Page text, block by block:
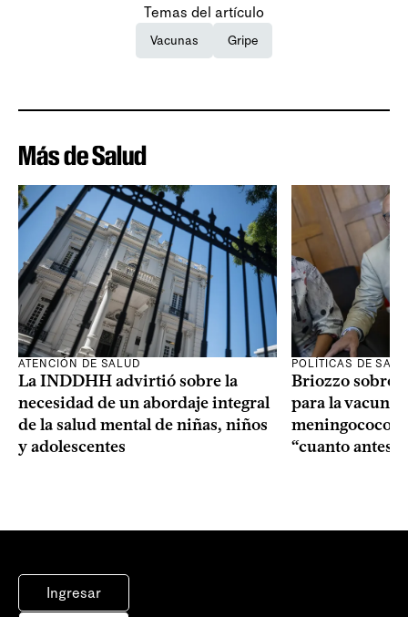
Temas del artículo
Vacunas Gripe
Más de Salud
ATENCIÓN DE SALUD
La INDDHH advirtió sobre la
necesidad de un abordaje integral
de la salud mental de niñas, niños
y adolescentes
POLÍTICAS DE
Briozzo sobre
para la vacuna
meningococo:
“cuanto antes
Ingresar